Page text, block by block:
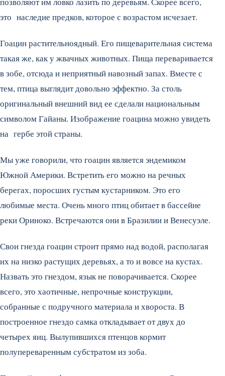
это наследие предков, которое с возрастом исчезает.
Гоацин растительноядный. Его пищеварительная система
такая же, как у жвачных животных. Пища переваривается
в зобе, отсюда и неприятный навозный запах. Вместе с
тем, птица выглядит довольно эффектно. За столь
оригинальный внешний вид ее сделали национальным
символом Гайаны. Изображение гоацина можно увидеть
на гербе этой страны.
Мы уже говорили, что гоацин является эндемиком
Южной Америки. Встретить его можно на речных
берегах, поросших густым кустарником. Это его
любимые места. Очень много птиц обитает в бассейне
реки Ориноко. Встречаются они в Бразилии и Венесуэле.
Свои гнезда гоацин строит прямо над водой, располагая
их на низко растущих деревьях, а то и вовсе на кустах.
Назвать это гнездом, язык не поворачивается. Скорее
всего, это хаотичные, непрочные конструкции,
собранные с подручного материала и хвороста. В
построенное гнездо самка откладывает от двух до
четырех яиц. Вылупившихся птенцов кормит
полупереваренным субстратом из зоба.